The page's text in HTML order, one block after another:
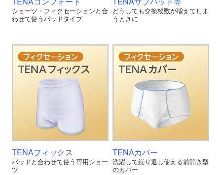
ショーツ・フィクセーションと合
わせて使うパッドタイプ
どうしても交換枚数が増えてしま
うときに
TENAフィックス
パッドと合わせて使う専用ショー
ツ
TENAカバー
洗濯して繰り返し使える前開き型
のカバー